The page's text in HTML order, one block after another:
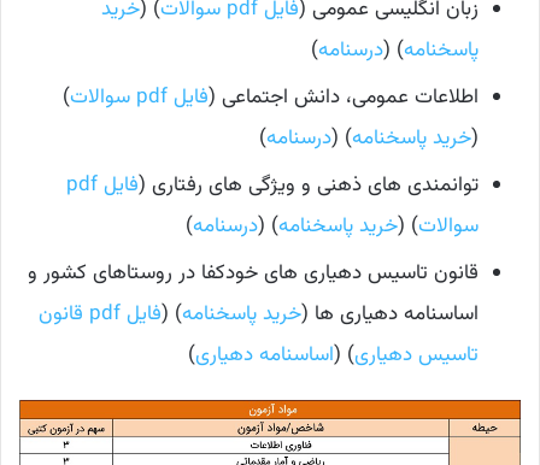
زبان انگلیسی عمومی (فایل pdf سوالات ) (خرید
پاسخنامه) (درسنامه)
اطلاعات عمومی، دانش اجتماعی (فایل pdf سوالات
)
(خرید پاسخنامه) (درسنامه)
توانمندی های ذهنی و ویژگی های رفتاری (
فایل pdf
سوالات) (خرید پاسخنامه) (درسنامه)
قانون تاسیس دهیاری های خودکفا در روستاهای کشور و
اساسنامه دهیاری ها (خرید پاسخنامه) (
فایل pdf قانون
تاسیس دهیاری) (اساسنامه دهیاری)